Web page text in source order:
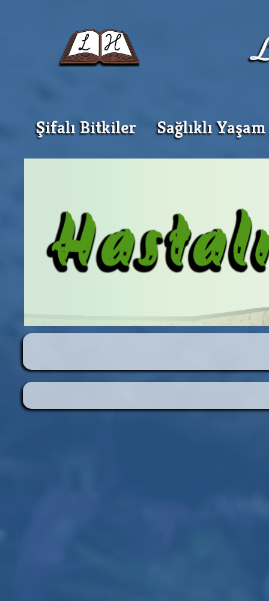
Şifalı Bitkiler Sağlıklı Yaşam